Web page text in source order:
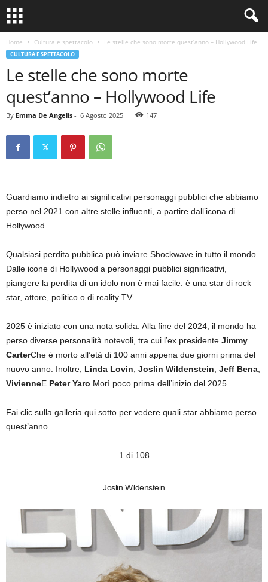
Home Cultura e spettacolo Le stelle che sono morte quest’anno – Hollywood Life
CULTURA E SPETTACOLO
Le stelle che sono morte
quest’anno – Hollywood Life
By Emma De Angelis - 6 Agosto 2025 147
Guardiamo indietro ai significativi personaggi pubblici che abbiamo
perso nel 2021 con altre stelle influenti, a partire dall’icona di
Hollywood.
Qualsiasi perdita pubblica può inviare Shockwave in tutto il mondo.
Dalle icone di Hollywood a personaggi pubblici significativi,
piangere la perdita di un idolo non è mai facile: è una star di rock
star, attore, politico o di reality TV.
2025 è iniziato con una nota solida. Alla fine del 2024, il mondo ha
perso diverse personalità notevoli, tra cui l’ex presidente Jimmy
CarterChe è morto all’età di 100 anni appena due giorni prima del
nuovo anno. Inoltre, Linda Lovin Joslin Wildenstein Jeff Bena
VivienneE Peter Yaro Morì poco prima dell’inizio del 2025.
Fai clic sulla galleria qui sotto per vedere quali star abbiamo perso
quest’anno.
1 di 108
Joslin Wildenstein